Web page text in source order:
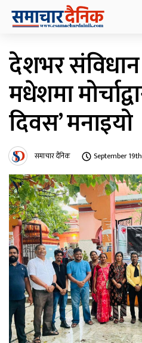
देशभर
मधेशमा
दिवस’ मनाइयो
समाचार दैनिक September